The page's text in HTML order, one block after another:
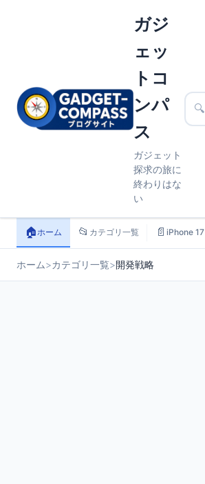
ガジ
ェッ
トコ
ンパ
ス
ガジェット
探求の旅に
終わりはな
い
🔍
🏠ホーム 📂 カテゴリ一覧 📄 iPhone 17
ホーム>カテゴリ一覧>開発戦略